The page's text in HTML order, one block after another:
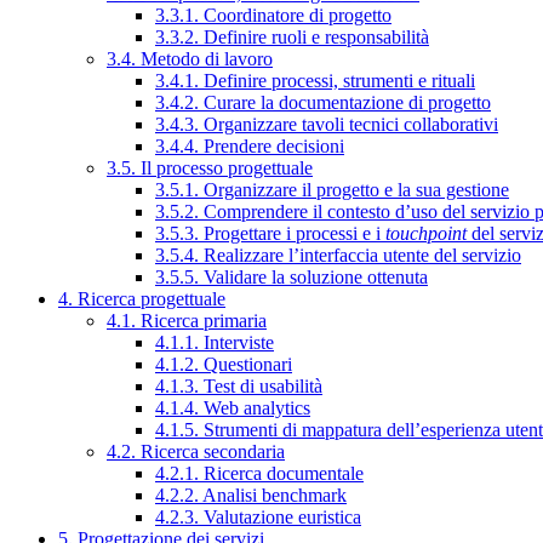
3.3.1. Coordinatore di progetto
3.3.2. Definire ruoli e responsabilità
3.4. Metodo di lavoro
3.4.1. Definire processi, strumenti e rituali
3.4.2. Curare la documentazione di progetto
3.4.3. Organizzare tavoli tecnici collaborativi
3.4.4. Prendere decisioni
3.5. Il processo progettuale
3.5.1. Organizzare il progetto e la sua gestione
3.5.2. Comprendere il contesto d’uso del servizio
3.5.3. Progettare i processi e i touchpointdel
3.5.4. Realizzare l’interfaccia utente del servizio
3.5.5. Validare la soluzione ottenuta
4. Ricerca progettuale
4.1. Ricerca primaria
4.1.1. Interviste
4.1.2. Questionari
4.1.3. Test di usabilità
4.1.4. Web analytics
4.1.5. Strumenti di mappatura dell’esperienza
4.2. Ricerca secondaria
4.2.1. Ricerca documentale
4.2.2. Analisi benchmark
4.2.3. Valutazione euristica
5. Progettazione dei servizi